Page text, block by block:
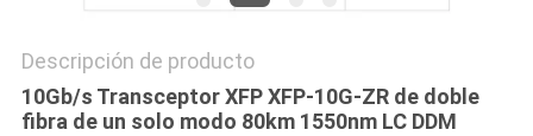
PRIVACIDAD
Descripción de producto
10Gb/s Transceptor XFP XFP-10G-ZR de doble
fibra de un solo modo 80km 1550nm LC DDM